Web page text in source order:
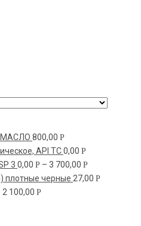
800,00 Р
API TC0,00 Р
3 0,00 Р – 3 700,00 Р
плотные черные 27,00 Р
2 100,00 Р